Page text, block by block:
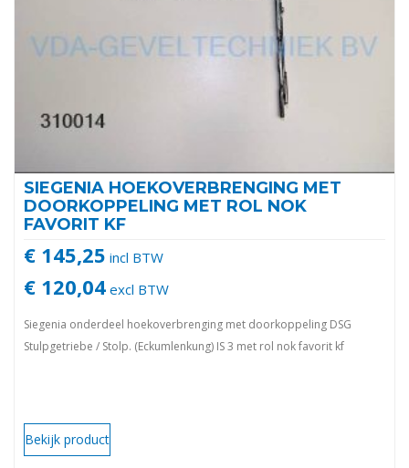
SIEGENIA HOEKOVERBRENGING MET
DOORKOPPELING MET ROL NOK
FAVORIT KF
€ 145,25 incl BTW
€ 120,04 excl BTW
Siegenia onderdeel hoekoverbrenging met doorkoppeling DSG
Stulpgetriebe / Stolp. (Eckumlenkung) IS 3 met rol nok favorit kf
Bekijk product